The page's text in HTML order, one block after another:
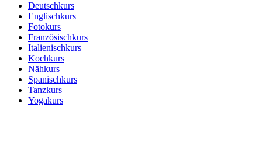
Deutschkurs
Englischkurs
Fotokurs
Französischkurs
Italienischkurs
Kochkurs
Nähkurs
Spanischkurs
Tanzkurs
Yogakurs